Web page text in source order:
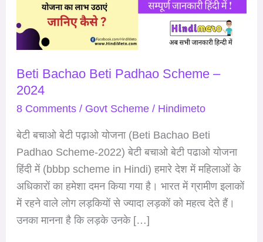
Beti Bachao Beti Padhao Scheme –
2024
8 Comments / Govt Scheme/ Hindimeto
बेटी बचाओ बेटी पढ़ाओ योजना (Beti Bachao Beti
Padhao Scheme-2022) बेटी बचाओ बेटी पढाओ योजना
हिंदी में (bbbp scheme in Hindi) हमारे देश में महिलाओं के
अधिकारों का हमेशा दमन किया गया है। भारत में ग्रामीण इलाकों
में रहने वाले लोग लड़कियों से ज्यादा लड़कों को महत्व देते हैं।
उनका मानना है कि लड़के उनके […]
2024